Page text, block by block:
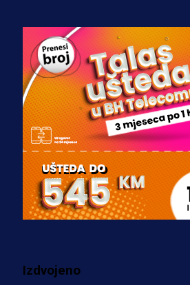
A Selekcija
Stigla potvrda od
kluba: Jovo Lukić
transfer!?
3 sedmica 4 dan
A Selekcija
Zmajevi dobili
Fudbaler
dres BiH!
Više vijesti
Izdvojeno